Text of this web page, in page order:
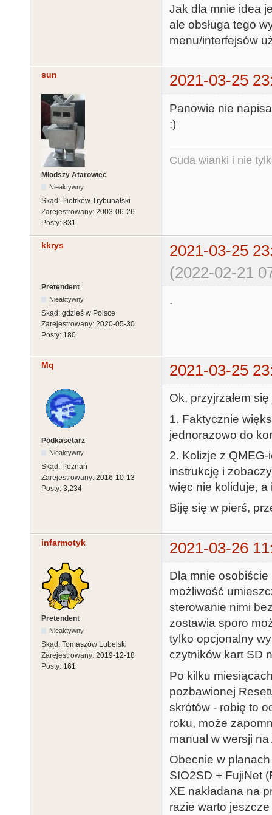
Jak dla mnie idea
ale obsługa tego
menu/interfejsów
sun 2021-03-25
Młodszy Atarowiec
Nieaktywny
Skąd: Piotrków Trybunalski
Zarejestrowany: 2003-06-26
Posty: 831
Panowie nie
:)
Cuda wianki i nie
kkrys
2021-03-25
(2022-02-21
Pretendent
Nieaktywny
Skąd: gdzieś w Polsce
Zarejestrowany: 2020-05-30
Posty: 180
.
Mq 2021-03-25
Podkasetarz
Nieaktywny
Skąd: Poznań
Zarejestrowany: 2016-10-13
Posty: 3,234
Ok, przyjrzałem
1. Faktycznie
jednorazowo do
2. Kolizje z
instrukcję i
więc nie koliduje,
Biję się w pierś,
infarmotyk 2021-03-26
Pretendent
Nieaktywny
Skąd: Tomaszów Lubelski
Zarejestrowany: 2019-12-18
Posty: 161
Dla mnie osobiście
możliwość
sterowanie nimi
zostawia sporo
tylko opcjonalny
czytników kart SD
Po kilku
pozbawionej
skrótów - robię to
roku, może
manual w wersji na
Obecnie w
SIO2SD + FujiNet (
XE nakładana na
razie warto